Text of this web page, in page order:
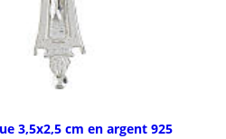
3,5x2,5 cm en argent 925